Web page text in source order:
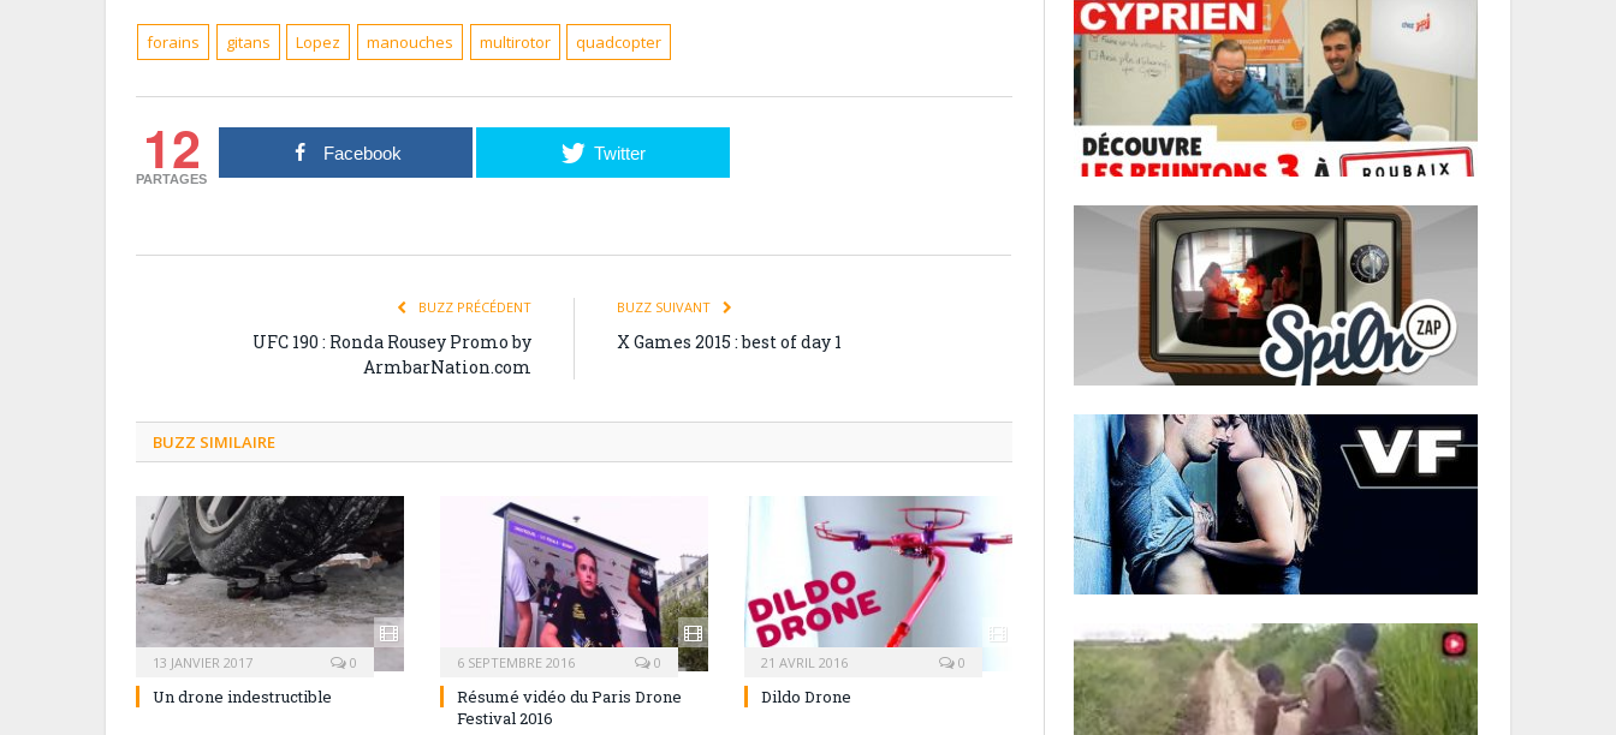
forains gitans Lopez manouches multirotor quadcopter
12
PARTAGES
Facebook Twitter
BUZZ PRÉCÉDENT
UFC 190 : Ronda Rousey Promo by
ArmbarNation.com
BUZZ SUIVANT
X Games 2015 : best of day 1
BUZZ SIMILAIRE
13 JANVIER 2017 0
Un drone indestructible
6 SEPTEMBRE 2016 0
Résumé vidéo du Paris Drone
Festival 2016
21 AVRIL 2016 0
Dildo Drone